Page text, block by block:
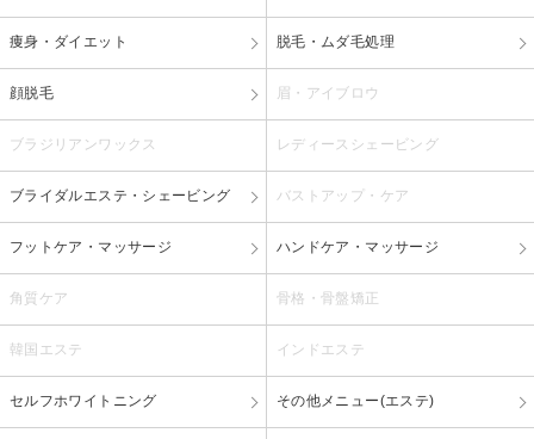
痩身・ダイエット 脱毛・ムダ毛処理
顔脱毛 眉・アイブロウ
ブラジリアンワックス レディースシェービング
ブライダルエステ・シェービング バストアップ・ケア
フットケア・マッサージ ハンドケア・マッサージ
角質ケア 骨格・骨盤矯正
韓国エステ インドエステ
セルフホワイトニング その他メニュー(エステ)